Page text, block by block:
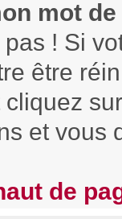
mot
! Si
être
cliquez
et
de